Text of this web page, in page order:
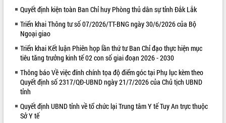
Khám bệnh, cấp phát thuốc miễn phí
và tặng quà người dân xã Cư Pui
Hội nghị UBND tỉnh Đắk Lắk thường kỳ
tháng 7/2026
Lễ truy tặng danh hiệu “Bà Mẹ Việt
Nam Anh hùng” và trao Huân chương
Lao động
UBND tỉnh Đắk Lắk triển khai nhiệm
Kỳ họp thứ Hai, Hội đồng nhân dân
ALBUM ẢNH
Quyết định kiện toàn Ban Chỉ huy Phòng thủ dân sự tỉnh Đắk Lắk
Triển khai Thông tư số 07/2026/TT-BNG ngày 30/6/2026 của Bộ
Ngoại giao
Triển khai Kết luận Phiên họp lần thứ tư Ban Chỉ đạo thực hiện mục
tiêu tăng trưởng kinh tế 02 con số giai đoạn 2026 - 2030
Thông báo Về việc đính chính tọa độ điểm góc tại Phụ lục kèm theo
Quyết định số 2317/QĐ-UBND ngày 21/7/2026 của Chủ tịch UBND
tỉnh
Quyết định UBND tỉnh về tổ chức lại Trung tâm Y tế Tuy An trực thuộc
Sở Y tế